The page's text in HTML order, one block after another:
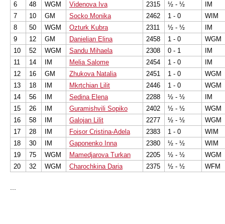
6
48 WGM Videnova Iva 2315 ½ - ½
IM
7
10 GM Socko Monika 2462 1 - 0
WIM
8
50 WGM Ozturk Kubra 2311 ½ - ½
IM
9
12 GM Danielian Elina 2458 1 - 0
WGM
10
52 WGM Sandu Mihaela 2308 0 - 1
IM
11
14 IM Melia Salome 2454 1 - 0
IM
12
16 GM Zhukova Natalia 2451 1 - 0
WGM
13
18 IM Mkrtchian Lilit 2446 1 - 0
WGM
14
56 IM Sedina Elena 2288 ½ - ½
IM
15
26 IM Guramishvili Sopiko 2402 ½ - ½
WGM
16
58 IM Galojan Lilit 2277 ½ - ½
WGM
17
28 IM Foisor Cristina-Adela 2383 1 - 0
WIM
18
30 IM Gaponenko Inna 2380 ½ - ½
WIM
19
75 WGM Mamedjarova Turkan 2205 ½ - ½
WGM
20
32 WGM Charochkina Daria 2375 ½ - ½ WFM